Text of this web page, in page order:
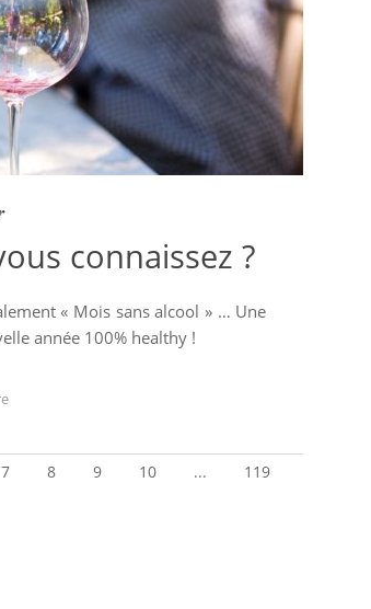
connaissez ?
« Mois sans alcool » … Une
année 100% healthy !
7 8 9 10 ...
119